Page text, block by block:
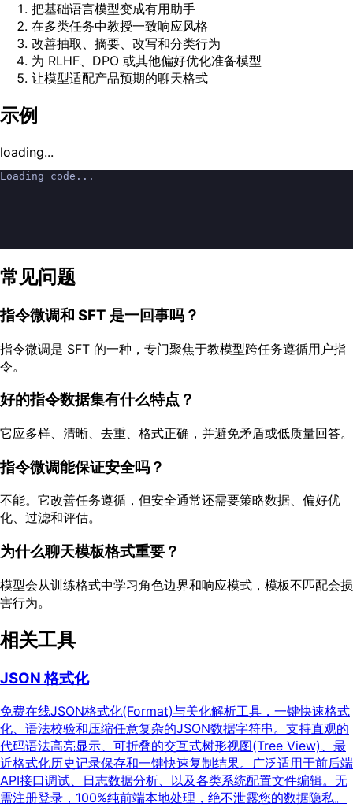
把基础语言模型变成有用助手
在多类任务中教授一致响应风格
改善抽取、摘要、改写和分类行为
为 RLHF、DPO 或其他偏好优化准备模型
让模型适配产品预期的聊天格式
示例
loading...
Loading code...
常见问题
指令微调和 SFT 是一回事吗？
指令微调是 SFT 的一种，专门聚焦于教模型跨任务遵循用户指
令。
好的指令数据集有什么特点？
它应多样、清晰、去重、格式正确，并避免矛盾或低质量回答。
指令微调能保证安全吗？
不能。它改善任务遵循，但安全通常还需要策略数据、偏好优
化、过滤和评估。
为什么聊天模板格式重要？
模型会从训练格式中学习角色边界和响应模式，模板不匹配会损
害行为。
相关工具
JSON 格式化
免费在线JSON格式化(Format)与美化解析工具，一键快速格式
化、语法校验和压缩任意复杂的JSON数据字符串。支持直观的
代码语法高亮显示、可折叠的交互式树形视图(Tree View)、最
近格式化历史记录保存和一键快速复制结果。广泛适用于前后端
API接口调试、日志数据分析、以及各类系统配置文件编辑。无
需注册登录，100%纯前端本地处理，绝不泄露您的数据隐私。